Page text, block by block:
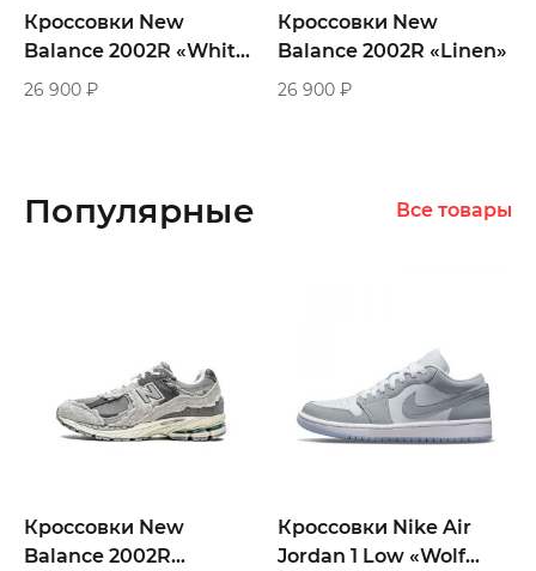
Кроссовки New
Balance 2002R «White
Green»
26 900 ₽
Кроссовки New
Balance 2002R «Linen»
26 900 ₽
Популярные Все товары
Кроссовки New
Balance 2002R
Кроссовки Nike Air
Jordan 1 Low «Wolf